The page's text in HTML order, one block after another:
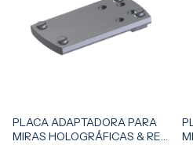
PLACA ADAPTADORA PARA
MIRAS HOLOGRÁFICAS & RED